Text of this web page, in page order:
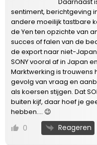
sentiment, berichtgeving
andere moeilijk tastbare
de Yen ten opzichte van
succes of falen van de
de export naar niet-
SONY vooral af in Japan
Marktwerking is trouwens
gevolg van vraag en
als koersen stijgen. Dat
buiten kijf, daar hoef je
hebben…. 😉
0 Reageren